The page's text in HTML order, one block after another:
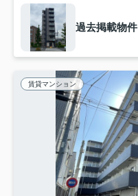
過去掲載物件
賃貸マンション